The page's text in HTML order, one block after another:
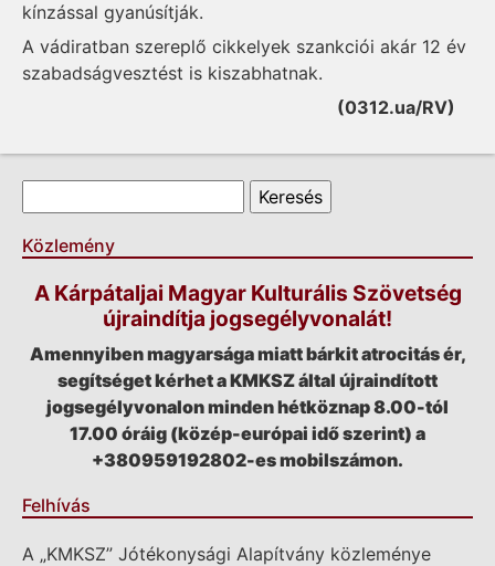
kínzással gyanúsítják.
A vádiratban szereplő cikkelyek szankciói akár 12 év
szabadságvesztést is kiszabhatnak.
(0312.ua/RV)
Keresés űrlap
Keresés
Közlemény
A Kárpátaljai Magyar Kulturális Szövetség
újraindítja jogsegélyvonalát!
Amennyiben magyarsága miatt bárkit atrocitás ér,
segítséget kérhet a KMKSZ által újraindított
jogsegélyvonalon minden hétköznap 8.00-tól
17.00 óráig (közép-európai idő szerint) a
+380959192802-es mobilszámon.
Felhívás
A „KMKSZ” Jótékonysági Alapítvány közleménye